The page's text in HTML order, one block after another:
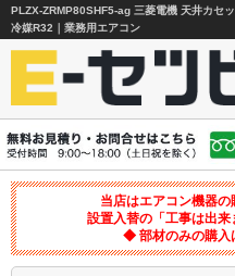
PLZX-ZRMP80SHF5-ag 三菱電機 天井カセ
冷媒R32｜業務用エアコン
当店はエアコン機器の
設置入替の「工事は出来
◆ 部材のみの購入